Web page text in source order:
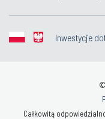
Inwestycje
Całkowitą